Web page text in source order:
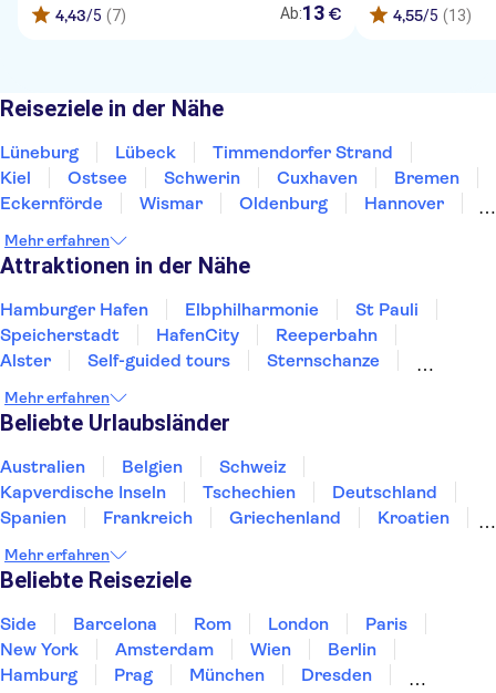
4,43/5 (7) Ab:13 € 4,55/5 (13)
Reiseziele in der Nähe
Lüneburg Lübeck
Timmendorfer Strand
Kiel
Ostsee Schwerin Cuxhaven
Bremen
Eckernförde
Wismar Oldenburg
Hannover
Mehr erfahren
Attraktionen in der Nähe
Hamburger Hafen Elbphilharmonie
St Pauli
Speicherstadt
HafenCity
Reeperbahn
Alster
Self-guided tours
Sternschanze
Berliner Mauer
Semperoper Dresden
Neues Grünes Gewölbe
Mehr erfahren
Beliebte Urlaubsländer
Australien Belgien
Schweiz
Kapverdische Inseln
Tschechien
Deutschland
Spanien
Frankreich Griechenland
Kroatien
Norwegen
Polen
Mehr erfahren
Beliebte Reiseziele
Side Barcelona Rom London
Paris
New York
Amsterdam Wien
Berlin
Hamburg
Prag München
Dresden